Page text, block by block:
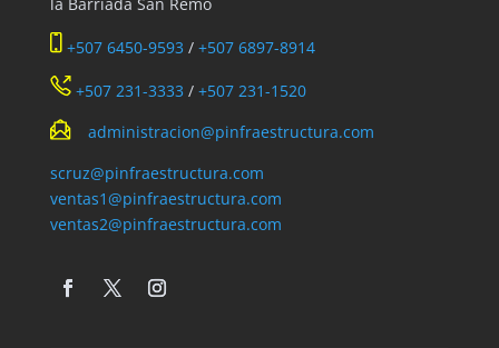
la Barriada San Remo
+507 6450-9593 / +507 6897-8914
+507 231-3333 / +507 231-1520
administracion@pinfraestructura.com
scruz@pinfraestructura.com
ventas1@pinfraestructura.com
ventas2@pinfraestructura.com